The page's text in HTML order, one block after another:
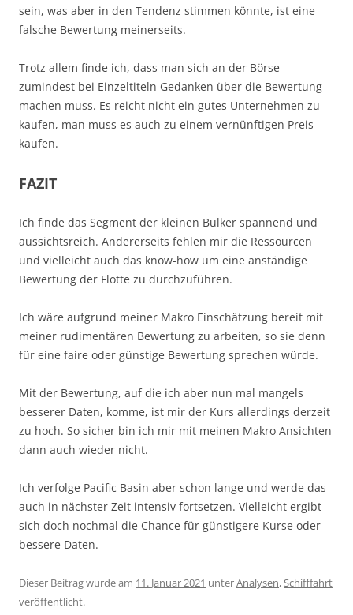
sein, was aber in den Tendenz stimmen könnte, ist eine
falsche Bewertung meinerseits.
Trotz allem finde ich, dass man sich an der Börse
zumindest bei Einzeltiteln Gedanken über die Bewertung
machen muss. Es reicht nicht ein gutes Unternehmen zu
kaufen, man muss es auch zu einem vernünftigen Preis
kaufen.
FAZIT
Ich finde das Segment der kleinen Bulker spannend und
aussichtsreich. Andererseits fehlen mir die Ressourcen
und vielleicht auch das know-how um eine anständige
Bewertung der Flotte zu durchzuführen.
Ich wäre aufgrund meiner Makro Einschätzung bereit mit
meiner rudimentären Bewertung zu arbeiten, so sie denn
für eine faire oder günstige Bewertung sprechen würde.
Mit der Bewertung, auf die ich aber nun mal mangels
besserer Daten, komme, ist mir der Kurs allerdings derzeit
zu hoch. So sicher bin ich mir mit meinen Makro Ansichten
dann auch wieder nicht.
Ich verfolge Pacific Basin aber schon lange und werde das
auch in nächster Zeit intensiv fortsetzen. Vielleicht ergibt
sich doch nochmal die Chance für günstigere Kurse oder
bessere Daten.
Dieser Beitrag wurde am 11. Januar 2021 unterAnalysen, Schifffahrt
veröffentlicht.